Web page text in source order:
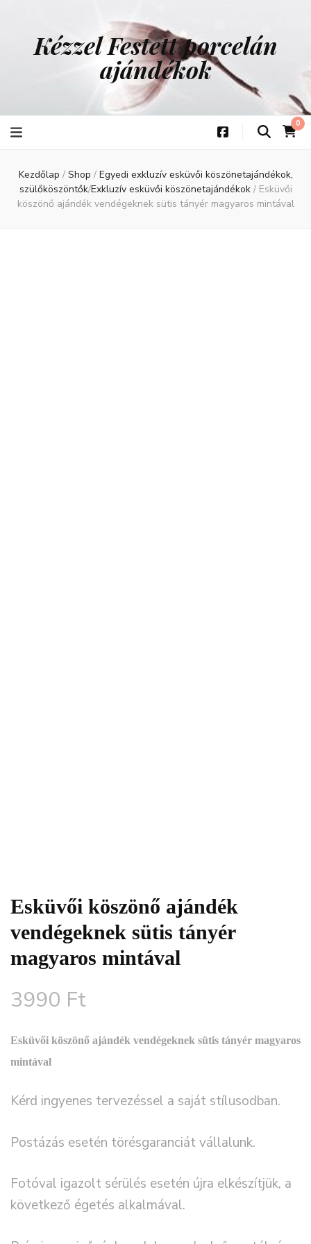
Kézzel Festett porcelán
ajándékok
0
Kezdőlap / Shop / Egyedi exkluzív esküvői köszönetajándékok,
szülőköszöntők/Exkluzív esküvői köszönetajándékok / Esküvői
köszönő ajándék vendégeknek sütis tányér magyaros mintával
Esküvői köszönő ajándék
vendégeknek sütis tányér
magyaros mintával
3990 Ft
Esküvői köszönő ajándék vendégeknek sütis tányér magyaros
mintával
Kérd ingyenes tervezéssel a saját stílusodban.
Postázás esetén törésgaranciát vállalunk.
Fotóval igazolt sérülés esetén újra elkészítjük, a
következő égetés alkalmával.